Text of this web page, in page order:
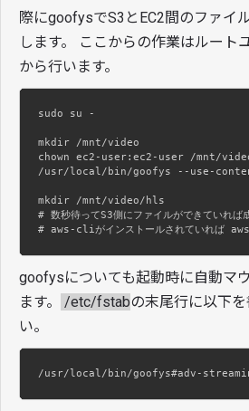
際にgoofysでS3とEC2間のファイ
します。 ここからの作業はルート
から行います。
sudo su -
mkdir /mnt/video
chown ec2-user:ec2-user /mnt/
/usr/local/bin/goofys --use-
mkdir /mnt/video/hls
# 数秒待ってS3側にファイルができていれば
# aws-cliがインストールされていれば
goofysについても起動時に自動マ
ます。
/etc/fstabの末尾行に以下
い。
/usr/local/bin/goofys#adv-